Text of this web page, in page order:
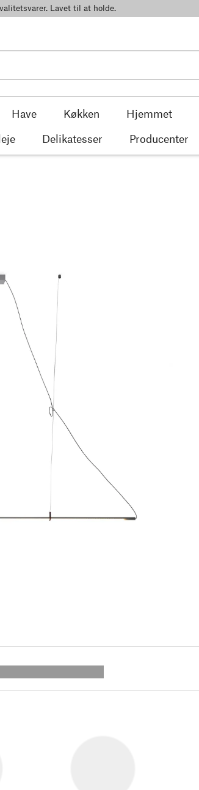
Lavet til at holde.
Have Køkken Hjemmet
Delikatesser Producenter